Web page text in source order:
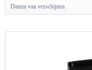
Datum van verschijnen